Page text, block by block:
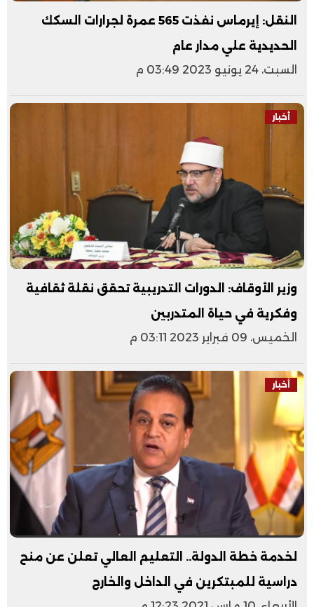
النقل: إيرماس نفذت 565 عمرة لجرارات السكك
الحديدية علي مدار عام
السبت، 24 يونيو 2023 03:49 م
أخبار
وزير الأوقاف: الدورات التدريبية تحقق نقلة ثقافية
وفكرية في حياة المتدربين
الخميس، 09 فبراير 2023 03:11 م
أخبار
لخدمة خطة الدولة.. التعليم العالي تعلن عن منح
دراسية للمبتكرين في الداخل والخارج